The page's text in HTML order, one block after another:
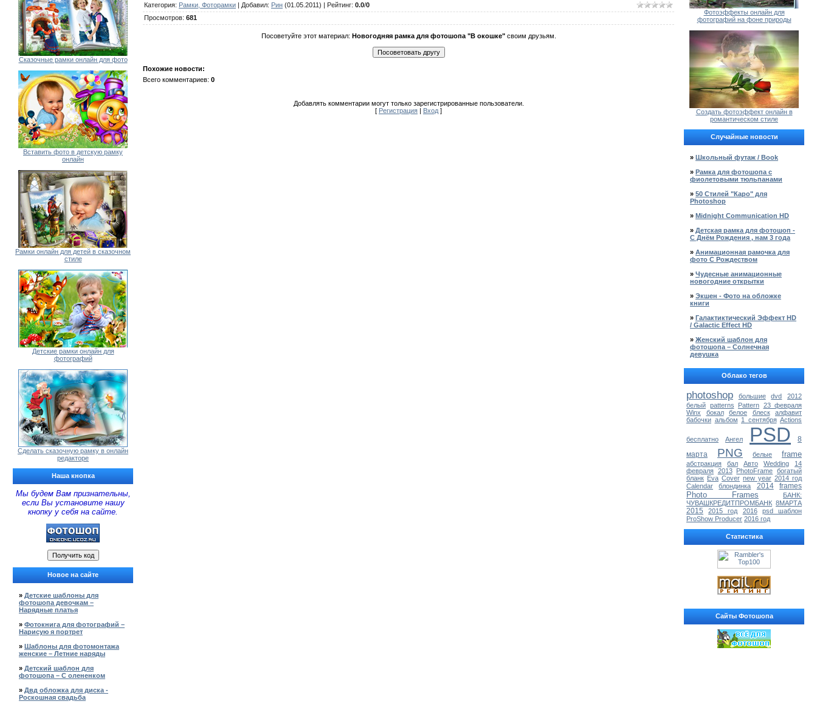
Сказочные рамки онлайн для фото
Вставить фото в детскую рамку
онлайн
Рамки онлайн для детей в сказочном
стиле
Детские рамки онлайн для
фотографий
Сделать сказочную рамку в онлайн
редакторе
Наша кнопка
Мы будем Вам признательны,
если Вы установите нашу
кнопку у себя на сайте.
Новое на сайте
» Детские шаблоны для
фотошопа девочкам –
Нарядные платья
» Фотокнига для фотографий –
Нарисую я портрет
» Шаблоны для фотомонтажа
женские – Летние наряды
» Детский шаблон для
фотошопа – С олененком
» Двд обложка для диска -
Роскошная свадьба
Категория: Рамки, Фоторамки | Добавил: Рин (01.05.2011) | Рейтинг: 0.0/0
Просмотров: 681
Посоветуйте этот материал: Новогодняя рамка для фотошопа "В окошке"своим друзьям.
Похожие новости:
Всего комментариев: 0
Добавлять комментарии могут только зарегистрированные пользователи.
[ Регистрация | Вход ]
Фотоэффекты онлайн для
фотографий на фоне природы
Создать фотоэффект онлайн в
романтическом стиле
Случайные новости
» Школьный футаж / Book
» Рамка для фотошопа с
фиолетовыми тюльпанами
» 50 Стилей "Каро" для
Photoshop
» Midnight Communication HD
» Детская рамка для фотошоп -
С Днём Рождения , нам 3 года
» Анимационная рамочка для
фото С Рождеством
» Чудесные анимационные
новогодние открытки
» Экшен - Фото на обложке
книги
» Галактиктический Эффект HD
/ Galactic Effect HD
» Женский шаблон для
фотошопа – Солнечная
девушка
Облако тегов
photoshop большие dvd
2012
белый patterns Pattern 23 февраля
Winx
бокал белое блеск
алфавит
бабочки альбом 1 сентября Actions
бесплатно Ангел PSD
8
марта
PNG белые frame
абстракция бал Авто Wedding
14
февраля 2013 PhotoFrame богатый
бланк Eva Cover new year 2014 год
Calendar
блондинка 2014 frames
Photo Frames
БАНК:
ЧУВАШКРЕДИТПРОМБАНК 8МАРТА
2015 2015 год 2016
psd шаблон
ProShow Producer 2016 год
Статистика
Сайты Фотошопа